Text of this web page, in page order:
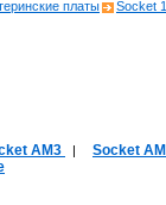
платы Socket
AM3 | Socket